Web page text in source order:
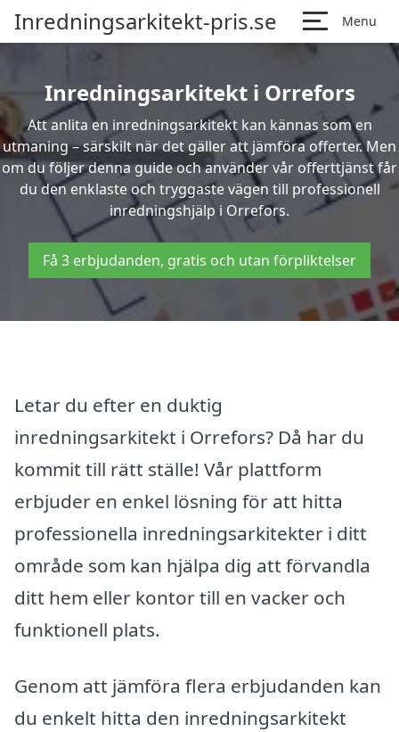
Inredningsarkitekt-pris.se Menu
Inredningsarkitekt i Orrefors
Att anlita en inredningsarkitekt kan kännas som en
utmaning – särskilt när det gäller att jämföra offerter. Men
om du följer denna guide och använder vår offerttjänst får
du den enklaste och tryggaste vägen till professionell
inredningshjälp i Orrefors.
Få 3 erbjudanden, gratis och utan förpliktelser
Letar du efter en duktig
inredningsarkitekt i Orrefors? Då har du
kommit till rätt ställe! Vår plattform
erbjuder en enkel lösning för att hitta
professionella inredningsarkitekter i ditt
område som kan hjälpa dig att förvandla
ditt hem eller kontor till en vacker och
funktionell plats.
Genom att jämföra flera erbjudanden kan
du enkelt hitta den inredningsarkitekt